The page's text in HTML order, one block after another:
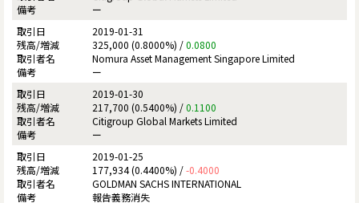
ー
2019-01-31
325,000 (0.8000%) /0.0800
Nomura Asset Management Singapore Limited
ー
2019-01-30
217,700 (0.5400%) /0.1100
Citigroup Global Markets Limited
ー
2019-01-25
177,934 (0.4400%) /-0.4000
GOLDMAN SACHS INTERNATIONAL
報告義務消失